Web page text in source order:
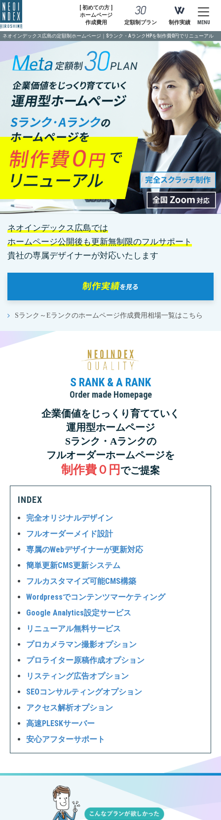
[ 初めての方 ]
ホームページ
作成費用
定額制プラン 制作実績 MENU
ネオインデックス広島の定額制ホームページ｜Sランク・AランクHPを制作費0円でリニューアル
ネオインデックス広島では
ホームページ公開後も更新無制限のフルサポート
貴社の専属デザイナーが対応いたします
Sランク～Eランクのホームページ作成費用相場一覧はこちら
S RANK & A RANK
Order made Homepage
企業価値をじっくり育てていく
運用型ホームページ
Sランク・Aランクの
フルオーダーホームページを
制作費０円 でご提案
INDEX
完全オリジナルデザイン
フルオーダーメイド設計
専属のWebデザイナーが更新対応
簡単更新CMS更新システム
フルカスタマイズ可能CMS構築
Wordpressでコンテンツマーケティング
Google Analytics設定サービス
リニューアル無料サービス
プロカメラマン撮影オプション
プロライター原稿作成オプション
リスティング広告オプション
SEOコンサルティングオプション
アクセス解析オプション
高速PLESKサーバー
安心アフターサポート